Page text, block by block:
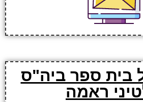
בית ספר ביה"ס
ראמה